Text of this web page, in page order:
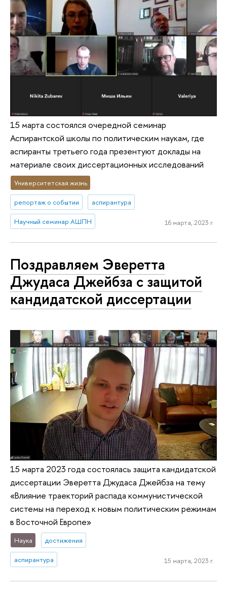
15 марта состоялся очередной семинар
Аспирантской школы по политическим наукам, где
аспиранты третьего года презентуют доклады на
материале своих диссертационных исследований
Университетская жизнь
репортаж о событии аспирантура
Научный семинар АШПН 16 марта, 2023 г.
Поздравляем Эверетта
Джудаса Джейбза с защитой
кандидатской диссертации
15 марта 2023 года состоялась защита кандидатской
диссертации Эверетта Джудаса Джейбза на тему
«Влияние траекторий распада коммунистической
системы на переход к новым политическим режимам
в Восточной Европе»
Наука достижения
аспирантура 15 марта, 2023 г.